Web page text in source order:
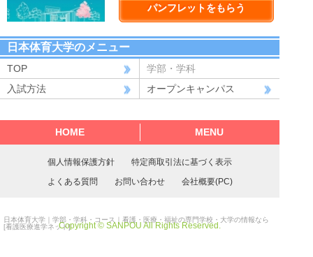
日本体育大学｜学部・学科・コース
｜看護・医療・福祉の専門学校・大学の情報なら
[看護医療進学ネット]
パンフレットをもらう
日本体育大学のメニュー
TOP
学部・学科
入試方法
オープンキャンパス
HOME MENU
個人情報保護方針
特定商取引法に基づく表示
よくある質問
お問い合わせ 会社概要(PC)
Copyright © SANPOU All Rights Reserved.